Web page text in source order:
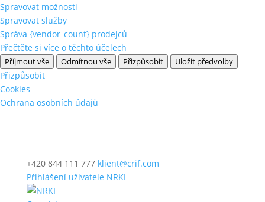
Spravovat možnosti
Spravovat služby
Správa {vendor_count} prodejců
Přečtěte si více o těchto účelech
Příjmout vše Odmítnou vše Přizpůsobit Uložit předvolby
Přizpůsobit
Cookies
Ochrana osobních údajů
+420 844 111 777 klient@crif.com
Přihlášení uživatele NRKI